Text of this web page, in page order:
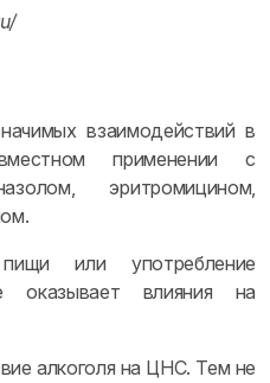
взаимодействий в
применении с
эритромицином,
или употребление
оказывает влияния на
алкоголя на ЦНС. Тем не